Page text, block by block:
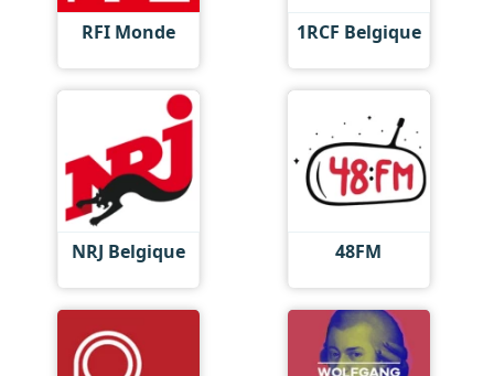
RFI Monde 1RCF Belgique
NRJ Belgique 48FM